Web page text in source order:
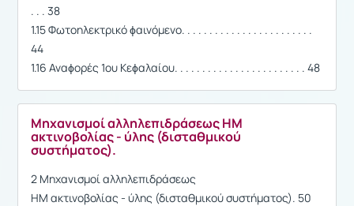
. . . 38
1.15 Φωτοηλεκτρικό ϕαινόμενο. . . . . . . . . . . . . . . . . . . . . . . .
44
1.16 Αναϕορές 1ου Κεϕαλαίου. . . . . . . . . . . . . . . . . . . . . . . . 48
Μηχανισμοί αλληλεπιδράσεως ΗΜ
ακτινοβολίας - ύλης (δισταθμικού
συστήματος).
2 Μηχανισμοί αλληλεπιδράσεως
ΗΜ ακτινοβολίας - ύλης (δισταθμικού συστήματος). 50